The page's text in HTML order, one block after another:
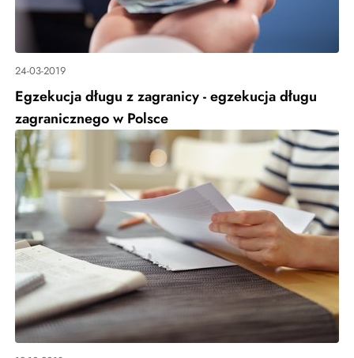
24-03-2019
Egzekucja długu z zagranicy - egzekucja długu
zagranicznego w Polsce